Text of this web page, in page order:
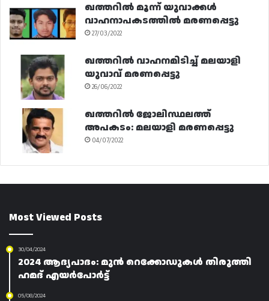
ഖത്തറിൽ മൂന്ന് യുവാക്കൾ
വാഹനാപകടത്തിൽ മരണപ്പെട്ടു
27/03/2022
ഖത്തറിൽ വാഹനമിടിച്ച് മലയാളി
യുവാവ് മരണപ്പെട്ടു
26/06/2022
ഖത്തറിൽ ജോലിസ്ഥലത്ത്
അപകടം: മലയാളി മരണപ്പെട്ടു
04/07/2022
Most Viewed Posts
30/04/2024
2024 ആദ്യപാദം: മുൻ റെക്കോഡുകൾ തിരുത്തി
ഹമദ് എയർപോർട്ട്
05/08/2024